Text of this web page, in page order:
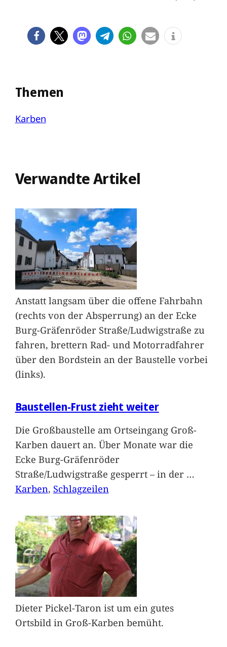
Themen
Karben
Verwandte Artikel
Anstatt langsam über die offene Fahrbahn
(rechts von der Absperrung) an der Ecke
Burg-Gräfenröder Straße/Ludwigstraße zu
fahren, brettern Rad- und Motorradfahrer
über den Bordstein an der Baustelle vorbei
(links).
Baustellen-Frust zieht weiter
Die Großbaustelle am Ortseingang Groß-
Karben dauert an. Über Monate war die
Ecke Burg-Gräfenröder
Straße/Ludwigstraße gesperrt – in der …
Karben, Schlagzeilen
Dieter Pickel-Taron ist um ein gutes
Ortsbild in Groß-Karben bemüht.